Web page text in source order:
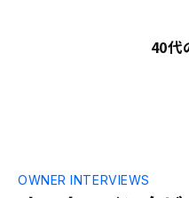
40代
OWNER INTERVIEWS